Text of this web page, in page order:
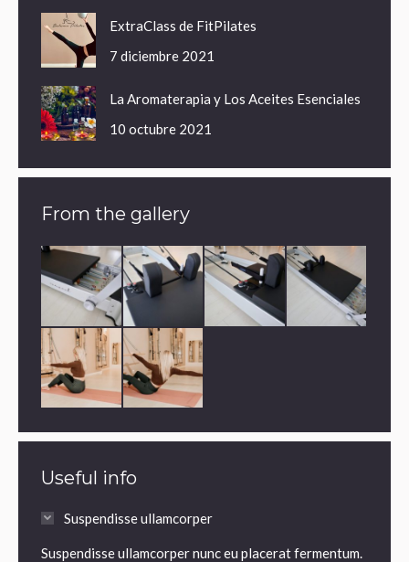
ExtraClass de FitPilates
7 diciembre 2021
La Aromaterapia y Los Aceites Esenciales
10 octubre 2021
From the gallery
Useful info
Suspendisse ullamcorper
Suspendisse ullamcorper nunc eu placerat fermentum.